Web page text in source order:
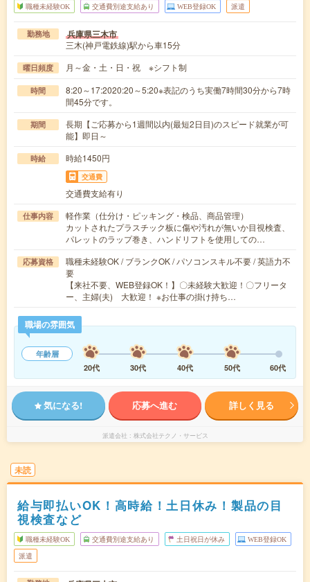
職種未経験OK 交通費別途支給あり WEB登録OK 派遣
勤務地 兵庫県三木市
三木(神戸電鉄線)駅から車15分
曜日頻度 月～金・土・日・祝 ※シフト制
時間
8:20～17:2020:20～5:20※表記のうち実働7時間30分から7時
間45分です。
期間
長期【ご応募から1週間以内(最短2日目)のスピード就業が可
能】即日～
時給 時給1450円
交通費
交通費支給有り
仕事内容
軽作業（仕分け・ピッキング・検品、商品管理）
カットされたプラスチック板に傷や汚れが無いか目視検査、
パレットのラップ巻き、ハンドリフトを使用しての…
応募資格
職種未経験OK / ブランクOK / パソコンスキル不要 / 英語力不
要
【来社不要、WEB登録OK！】〇未経験大歓迎！〇フリータ
ー、主婦(夫) 大歓迎！ ※お仕事の掛け持ち…
職場の雰囲気
年齢層
20代
30代 40代 50代 60代
気になる! 応募へ進む 詳しく見る
派遣会社 株式会社テクノ・サービス
未読
給与即払いOK！高時給！土日休み！製品の目
視検査など
職種未経験OK 交通費別途支給あり 土日祝日が休み WEB登録OK
派遣